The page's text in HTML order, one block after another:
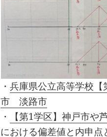
・兵庫県公立高等学校
市 淡路市
・
【第1学区】神戸市
における偏差値と内申点